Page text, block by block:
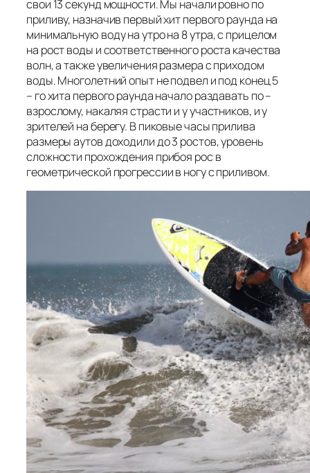
свои 13 секунд мощности. Мы начали ровно по
приливу, назначив первый хит первого раунда на
минимальную воду на утро на 8 утра, с прицелом
на рост воды и соответственного роста качества
волн, а также увеличения размера с приходом
воды. Многолетний опыт не подвел и под конец 5
– го хита первого раунда начало раздавать по –
взрослому, накаляя страсти и у участников, и у
зрителей на берегу. В пиковые часы прилива
размеры аутов доходили до 3 ростов, уровень
сложности прохождения прибоя рос в
геометрической прогрессии в ногу с приливом.